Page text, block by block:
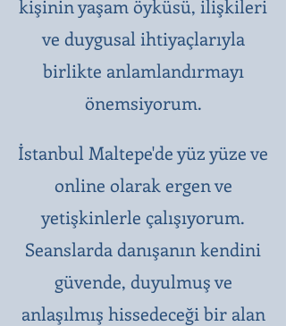
kişinin yaşam öyküsü, ilişkileri
ve duygusal ihtiyaçlarıyla
birlikte anlamlandırmayı
önemsiyorum.
İstanbul Maltepe'de yüz yüze ve
online olarak ergen ve
yetişkinlerle çalışıyorum.
Seanslarda danışanın kendini
güvende, duyulmuş ve
anlaşılmış hissedeceği bir alan